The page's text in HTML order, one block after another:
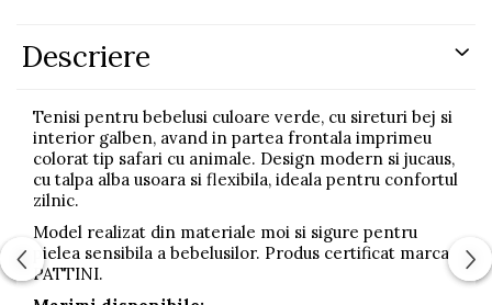
Descriere
Tenisi pentru bebelusi culoare verde, cu sireturi bej si
interior galben, avand in partea frontala imprimeu
colorat tip safari cu animale. Design modern si jucaus,
cu talpa alba usoara si flexibila, ideala pentru confortul
zilnic.
Model realizat din materiale moi si sigure pentru
pielea sensibila a bebelusilor. Produs certificat marca
PATTINI.